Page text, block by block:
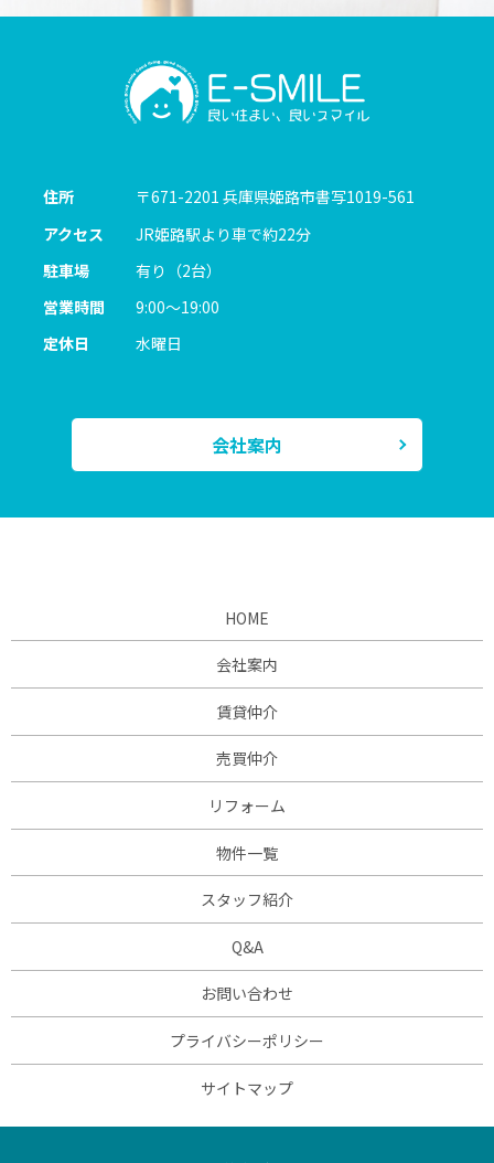
住所 〒671-2201 兵庫県姫路市書写1019-561
アクセス
JR姫路駅より車で約22分
駐車場
有り（2台）
営業時間
9:00～19:00
定休日
水曜日
会社案内
HOME
会社案内
賃貸仲介
売買仲介
リフォーム
物件一覧
スタッフ紹介
Q&A
お問い合わせ
プライバシーポリシー
サイトマップ